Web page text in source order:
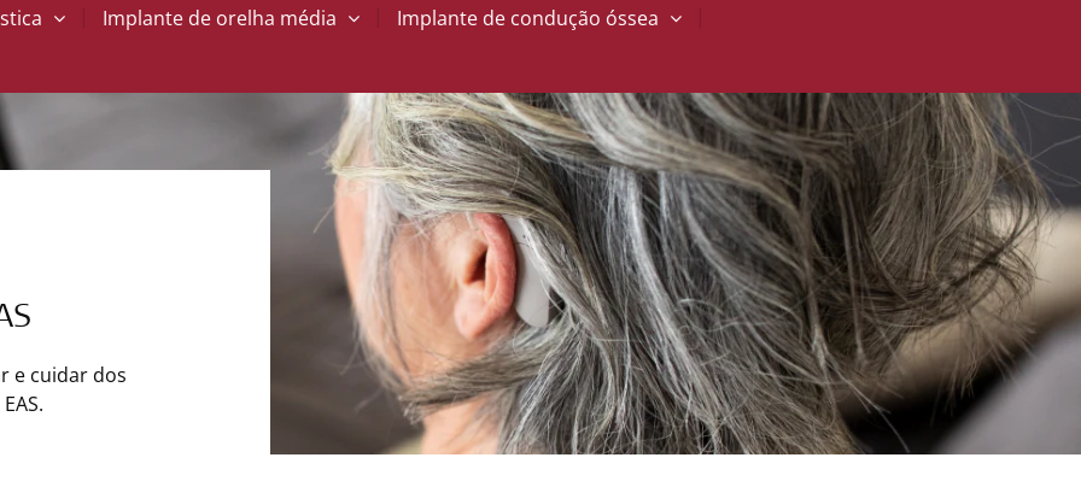
| Implante de orelha média | Implante de condução óssea
|
e cuidar dos